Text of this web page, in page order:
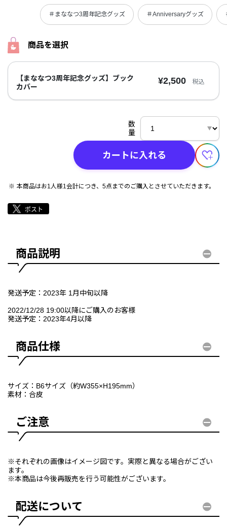
＃まななつ3周年記念グッズ ＃Anniversaryグッズ
商品を選択
【まななつ3周年記念グッズ】ブック
カバー
¥2,500 税込
数
量
カートに入れる
本商品はお1人様1会計につき、5点までのご購入とさせていただきます。
商品説明
発送予定：2023年 1月中旬以降
2022/12/28 19:00以降にご購入のお客様
発送予定：2023年4月以降
商品仕様
サイズ：B6サイズ（約W355×H195mm）
素材：合皮
ご注意
※それぞれの画像はイメージ図です。実際と異なる場合がござい
ます。
※本商品は今後再販売を行う可能性がございます。
配送について